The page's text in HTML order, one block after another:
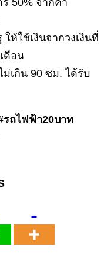
ห้ใช้เงินจากวงเงินที่
ดือน
เกิน 90 ซม. ได้รับ
รถไฟฟ้า20บาท